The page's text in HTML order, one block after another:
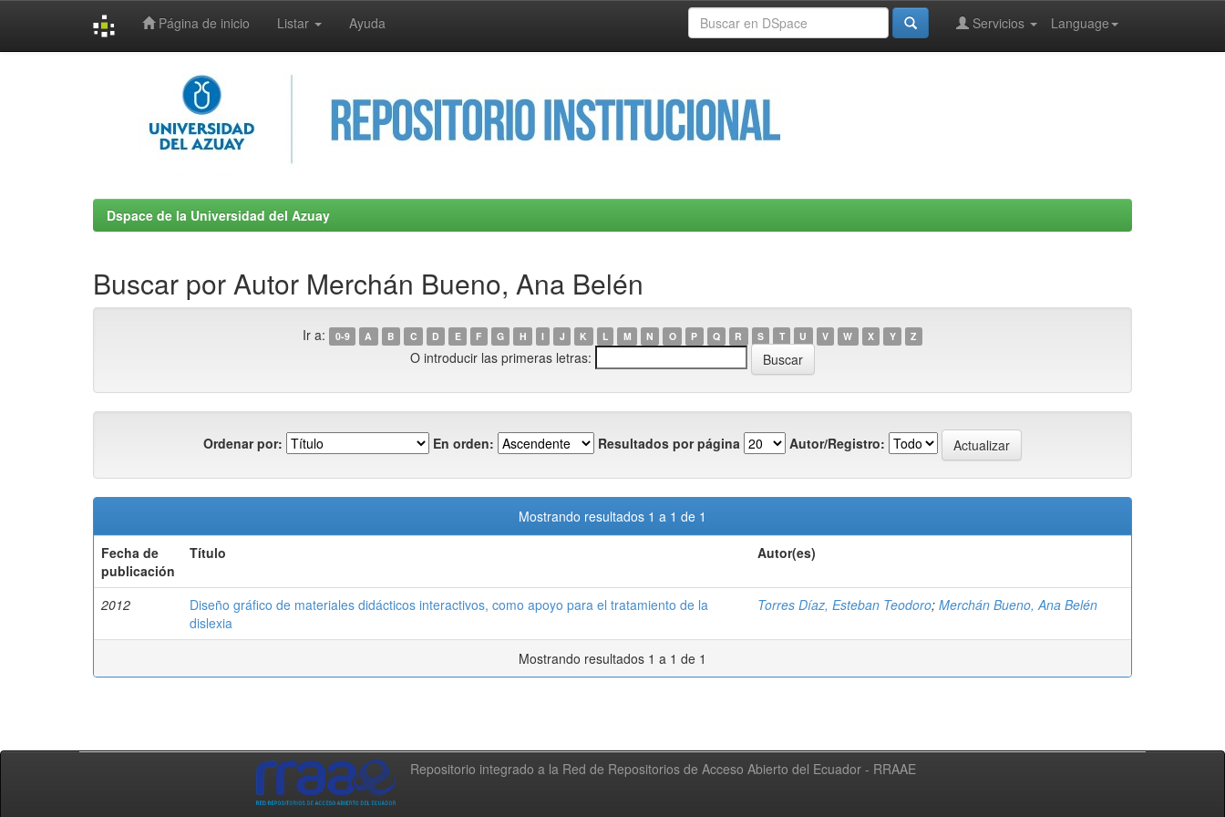
Página de inicio Listar Ayuda Language
Servicios
Dspace de la Universidad del Azuay
Buscar por Autor Merchán Bueno, Ana Belén
Ir a: 0-9 A B C D E F G H I J K L M N O P Q R S T U V W X Y Z
O introducir las primeras letras:
Ordenar por: En orden: Resultados por página Autor/Registro:
Mostrando resultados 1 a 1 de 1
Fecha de
publicación
Título Autor(es)
2012
Diseño gráfico de materiales didácticos interactivos, como apoyo para el tratamiento de la
dislexia
Torres Díaz, Esteban Teodoro; Merchán Bueno, Ana Belén
Mostrando resultados 1 a 1 de 1
Repositorio integrado a la Red de Repositorios de Acceso Abierto del Ecuador - RRAAE